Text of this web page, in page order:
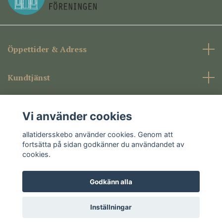
Öppettider & Adress
Kundtjänst
Sociala medier
© 2026 allatidersskebo
Vi använder cookies
allatidersskebo använder cookies. Genom att
fortsätta på sidan godkänner du användandet av
cookies.
Godkänn alla
Inställningar